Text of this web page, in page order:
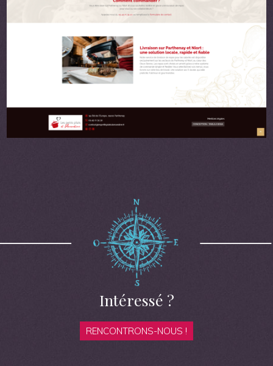
Intéressé ?
RENCONTRONS-NOUS !